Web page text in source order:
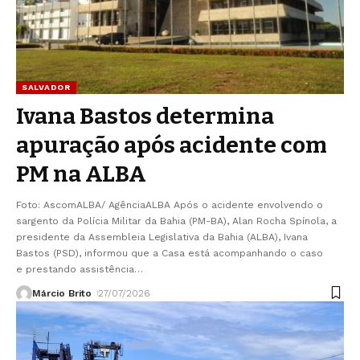
SALVADOR
Ivana Bastos determina
apuração após acidente com
PM na ALBA
Foto: AscomALBA/ AgênciaALBA Após o acidente envolvendo o
sargento da Polícia Militar da Bahia (PM-BA), Alan Rocha Spínola, a
presidente da Assembleia Legislativa da Bahia (ALBA), Ivana
Bastos (PSD), informou que a Casa está acompanhando o caso
e prestando assistência…
Márcio Brito 27/07/2026